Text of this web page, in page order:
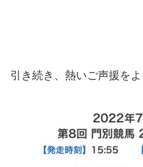
引き続き、熱いご声援を